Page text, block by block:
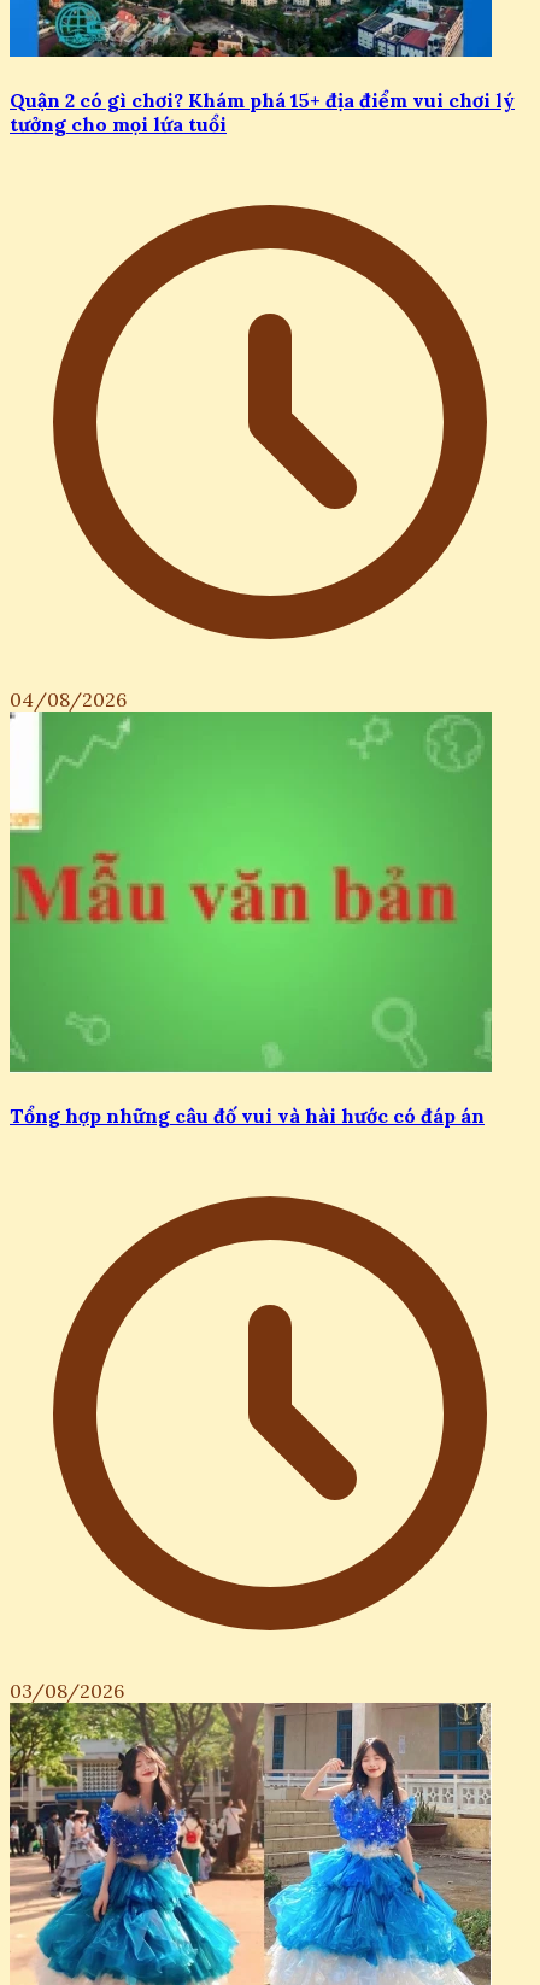
Quận 2 có gì chơi? Khám phá 15+ địa điểm vui chơi lý
tưởng cho mọi lứa tuổi
04/08/2026
Tổng hợp những câu đố vui và hài hước có đáp án
03/08/2026